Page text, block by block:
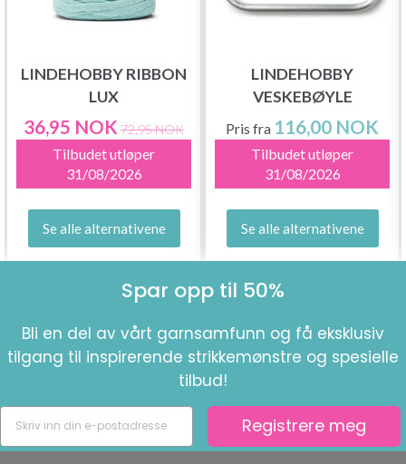
LINDEHOBBY RIBBON
LUX
36,95 NOK 72,95 NOK
Tilbudet utløper
31/08/2026
Se alle alternativene
LINDEHOBBY
VESKEBØYLE
Pris fra 116,00 NOK
Tilbudet utløper
31/08/2026
Se alle alternativene
Spar opp til 50%
Bli en del av vårt garnsamfunn og få eksklusiv
tilgang til inspirerende strikkemønstre og spesielle
tilbud!
Registrere meg